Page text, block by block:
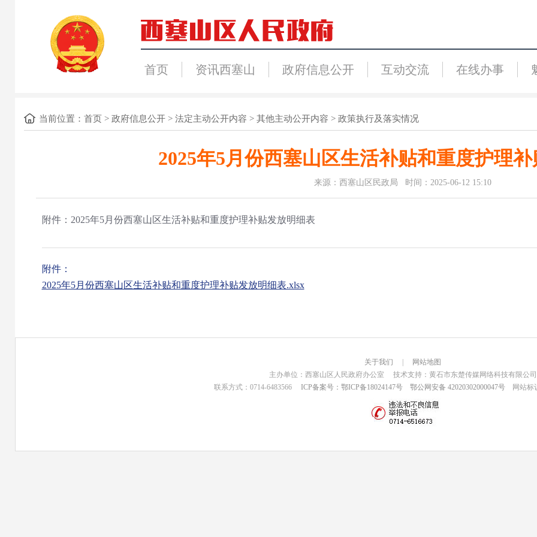
首页 资讯西塞山 政府信息公开 互动交流 在线办事
当前位置： 首页> 政府信息公开> 法定主动公开内容 > 其他主动公开内容 > 政策执行及落实情况
2025年5月份西塞山区生活补贴和重度护理
来源：西塞山区民政局 时间：2025-06-12 15:10
附件：2025年5月份西塞山区生活补贴和重度护理补贴发放明细表
附件：
2025年5月份西塞山区生活补贴和重度护理补贴发放明细表.xlsx
关于我们
网站地图
主办单位：西塞山区人民政府办公室 技术支持：黄石市东楚传媒网络科技有限公司
联系方式：0714-6483566 ICP备案号：鄂ICP备18024147号 鄂公网安备 42020302000047号 网站标